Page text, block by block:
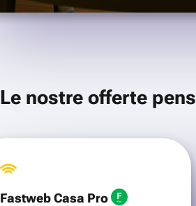
Le nostre offerte
Fastweb Casa Pro